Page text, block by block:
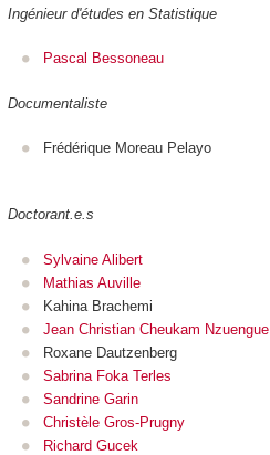
Ingénieur d'études en Statistique
Pascal Bessoneau
Documentaliste
Frédérique Moreau Pelayo
Doctorant.e.s
Sylvaine Alibert
Mathias Auville
Kahina Brachemi
Jean Christian Cheukam Nzuengue
Roxane Dautzenberg
Sabrina Foka Terles
Sandrine Garin
Christèle Gros-Prugny
Richard Gucek